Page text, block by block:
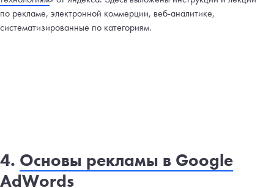
по рекламе, электронной коммерции, веб-аналитике,
систематизированные по категориям.
4. Основы рекламы в Google
AdWords